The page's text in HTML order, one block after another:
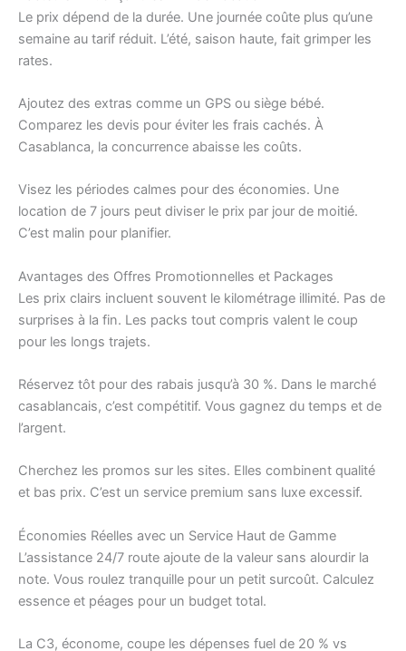
Le prix dépend de la durée. Une journée coûte plus qu’une
semaine au tarif réduit. L’été, saison haute, fait grimper les
rates.
Ajoutez des extras comme un GPS ou siège bébé.
Comparez les devis pour éviter les frais cachés. À
Casablanca, la concurrence abaisse les coûts.
Visez les périodes calmes pour des économies. Une
location de 7 jours peut diviser le prix par jour de moitié.
C’est malin pour planifier.
Avantages des Offres Promotionnelles et Packages
Les prix clairs incluent souvent le kilométrage illimité. Pas de
surprises à la fin. Les packs tout compris valent le coup
pour les longs trajets.
Réservez tôt pour des rabais jusqu’à 30 %. Dans le marché
casablancais, c’est compétitif. Vous gagnez du temps et de
l’argent.
Cherchez les promos sur les sites. Elles combinent qualité
et bas prix. C’est un service premium sans luxe excessif.
Économies Réelles avec un Service Haut de Gamme
L’assistance 24/7 route ajoute de la valeur sans alourdir la
note. Vous roulez tranquille pour un petit surcoût. Calculez
essence et péages pour un budget total.
La C3, économe, coupe les dépenses fuel de 20 % vs